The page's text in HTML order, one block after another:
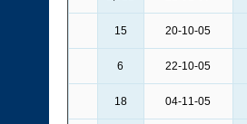
20-10-05
15
22-10-05
6
04-11-05
18